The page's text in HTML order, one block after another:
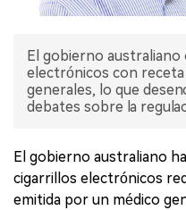
El gobierno australiano
electrónicos con receta
generales, lo que
debates sobre la
El gobierno australiano
cigarrillos electrónicos
emitida por un médico